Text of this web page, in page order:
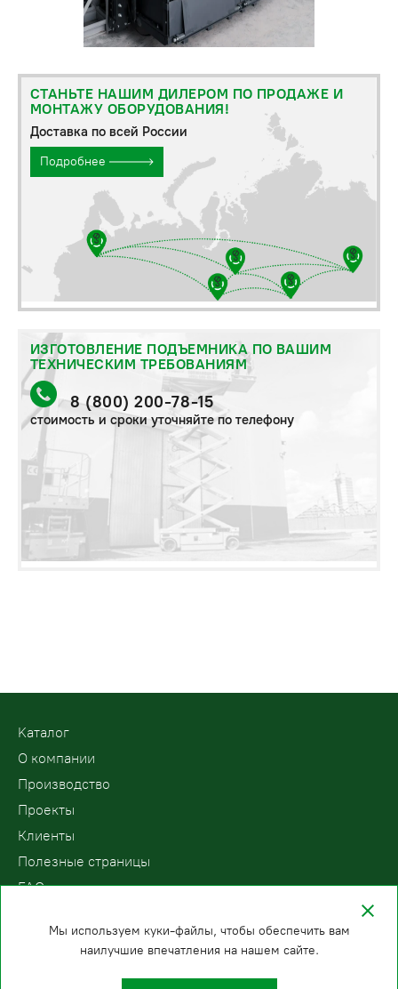
СТАНЬТЕ НАШИМ ДИЛЕРОМ ПО ПРОДАЖЕ И
МОНТАЖУ ОБОРУДОВАНИЯ!
Доставка по всей России
Подробнее
ИЗГОТОВЛЕНИЕ ПОДЪЕМНИКА ПО ВАШИМ
ТЕХНИЧЕСКИМ ТРЕБОВАНИЯМ
8 (800) 200-78-15
стоимость и сроки уточняйте по телефону
Kаталог
О компании
Производство
Проекты
Клиенты
Полезные страницы
FAQ
8 (800) 200-78-15
Мы используем куки-файлы, чтобы обеспечить вам
наилучшие впечатления на нашем сайте.